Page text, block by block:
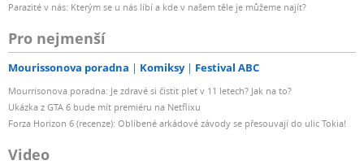
Parazité v nás: Kterým se u nás líbí a kde v našem těle je můžeme najít?
Pro nejmenší
Mourissonova poradna Komiksy Festival ABC
Mourrisonova poradna: Je zdravé si čistit pleť v 11 letech? Jak na to?
Ukázka z GTA 6 bude mít premiéru na Netflixu
Forza Horizon 6 (recenze): Oblíbené arkádové závody se přesouvají do ulic Tokia!
Video